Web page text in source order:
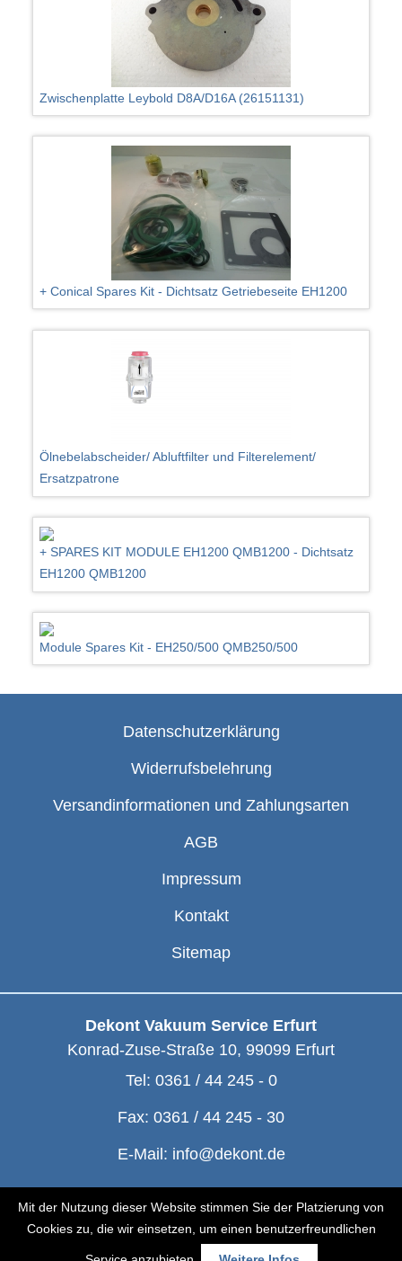
Mit der Nutzung dieser Website stimmen Sie der Platzierung von
Cookies zu, die wir einsetzen, um einen benutzerfreundlichen
Zwischenplatte Leybold D8A/D16A (26151131)
+ Conical Spares Kit - Dichtsatz Getriebeseite EH1200
Ölnebelabscheider/ Abluftfilter und Filterelement/
Ersatzpatrone
+ SPARES KIT MODULE EH1200 QMB1200 - Dichtsatz
EH1200 QMB1200
Module Spares Kit - EH250/500 QMB250/500
Datenschutzerklärung
Widerrufsbelehrung
Versandinformationen und Zahlungsarten
AGB
Impressum
Kontakt
Sitemap
Dekont Vakuum Service Erfurt
Konrad-Zuse-Straße 10, 99099 Erfurt
Tel: 0361 / 44 245 - 0
Fax: 0361 / 44 245 - 30
E-Mail: info@dekont.de
© Dekont 1991 - 2026